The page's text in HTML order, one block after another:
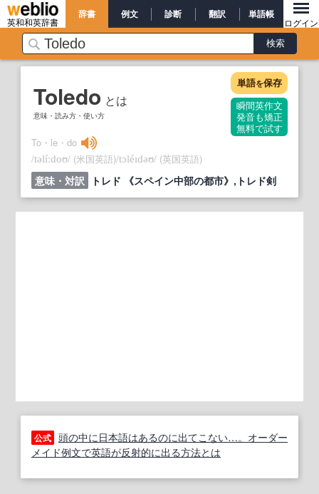
英和和英辞書
辞書 例文 診断 翻訳 単語帳
ログイン
Toledo とは
意味・読み方・使い方
単語を保存
瞬間英作文
発音も矯正
無料で試す
To・le・do
/təlíːdoʊ/ (米国英語)/tɔléɪdəʊ/ (英国英語)
意味・対訳 トレド 《スペイン中部の都市》,トレド剣
公式 頭の中に日本語はあるのに出てこない…。オーダー
メイド例文で英語が反射的に出る方法とは